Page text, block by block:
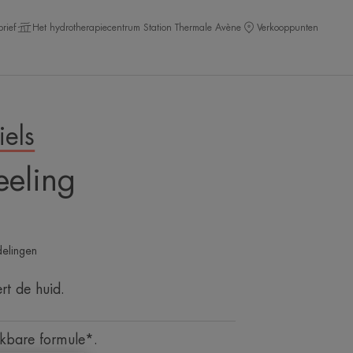
Het hydrotherapiecentrum Station Thermale Avène Verkooppunten
de huid.
formule*.